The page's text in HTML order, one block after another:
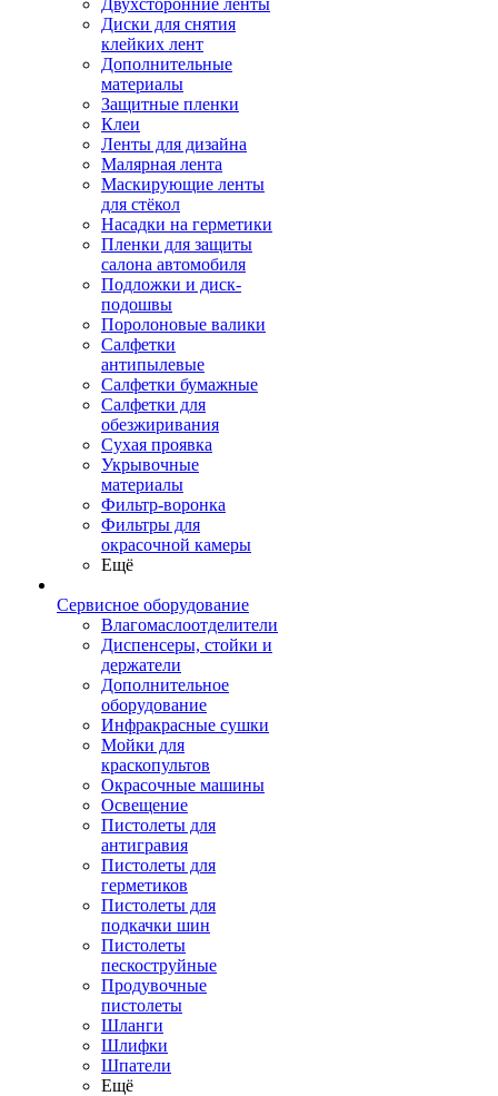
Двухсторонние ленты
Диски для снятия
клейких лент
Дополнительные
материалы
Защитные пленки
Клеи
Ленты для дизайна
Малярная лента
Маскирующие ленты
для стёкол
Насадки на герметики
Пленки для защиты
салона автомобиля
Подложки и диск-
подошвы
Поролоновые валики
Салфетки
антипылевые
Салфетки бумажные
Салфетки для
обезжиривания
Сухая проявка
Укрывочные
материалы
Фильтр-воронка
Фильтры для
окрасочной камеры
Ещё
Сервисное оборудование
Влагомаслоотделители
Диспенсеры, стойки и
держатели
Дополнительное
оборудование
Инфракрасные сушки
Мойки для
краскопультов
Окрасочные машины
Освещение
Пистолеты для
антигравия
Пистолеты для
герметиков
Пистолеты для
подкачки шин
Пистолеты
пескоструйные
Продувочные
пистолеты
Шланги
Шлифки
Шпатели
Ещё